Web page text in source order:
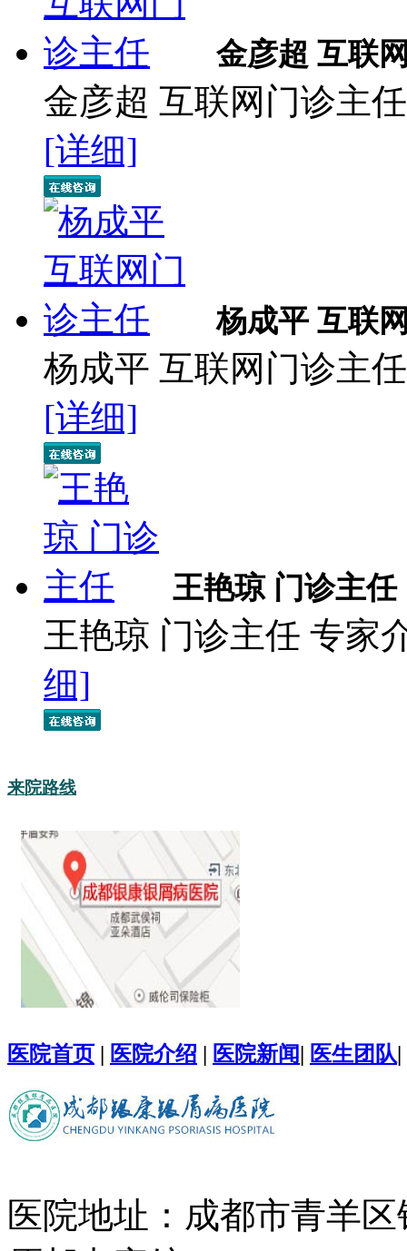
金彦超 互联
金彦超 互联网门诊主
[详细]
杨成平 互联
杨成平 互联网门诊主
[详细]
王艳琼 门诊主任
王艳琼 门诊主任 专家
细]
来院路线
医院首页 | 医院介绍 | 医院新闻| 医生团队|
医院地址：成都市青羊